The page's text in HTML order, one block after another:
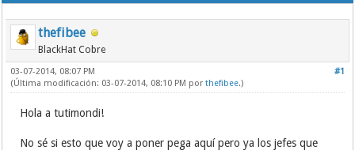
thefibee
BlackHat Cobre
#1
03-07-2014, 08:07 PM
(Última modificación: 03-07-2014, 08:10 PM porthefibee.)
Hola a tutimondi!
No sé si esto que voy a poner pega aquí pero ya los jefes que